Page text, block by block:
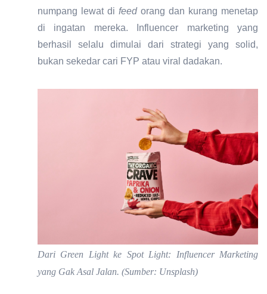
numpang lewat di feedorang dan kurang menetap
di ingatan mereka.
Influencer marketing yang
berhasil selalu dimulai dari strategi yang solid,
bukan sekedar cari FYP atau viral dadakan.
Dari Green Light ke Spot Light: Influencer Marketing
yang Gak Asal Jalan. (Sumber: Unsplash)